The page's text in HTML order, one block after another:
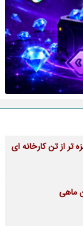
از تن کارخانه ای